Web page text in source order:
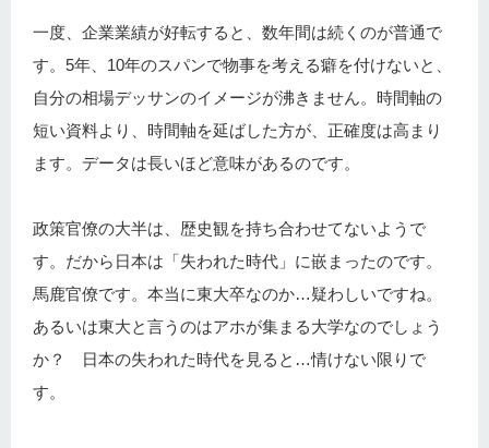
一度、企業業績が好転すると、数年間は続くのが普通で
す。5年、10年のスパンで物事を考える癖を付けないと、
自分の相場デッサンのイメージが沸きません。時間軸の
短い資料より、時間軸を延ばした方が、正確度は高まり
ます。データは長いほど意味があるのです。
政策官僚の大半は、歴史観を持ち合わせてないようで
す。だから日本は「失われた時代」に嵌まったのです。
馬鹿官僚です。本当に東大卒なのか…疑わしいですね。
あるいは東大と言うのはアホが集まる大学なのでしょう
か？ 日本の失われた時代を見ると…情けない限りで
す。